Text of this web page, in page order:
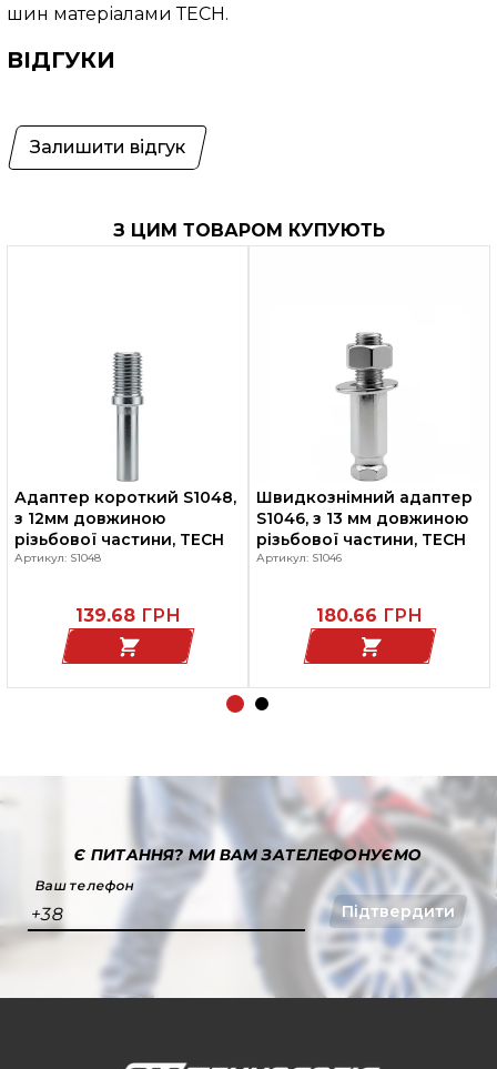
шин матеріалами ТЕСН.
ВІДГУКИ
Залишити відгук
З ЦИМ ТОВАРОМ КУПУЮТЬ
Адаптер короткий S1048,
з 12мм довжиною
різьбової частини, TECH
Артикул: S1048
139.68 ГРН
Швидкознімний адаптер
S1046, з 13 мм довжиною
різьбової частини, TECH
Артикул: S1046
180.66 ГРН
Є ПИТАННЯ?МИ ВАМ ЗАТЕЛЕФОНУЄМО
Ваш телефон
+38 Підтвердити